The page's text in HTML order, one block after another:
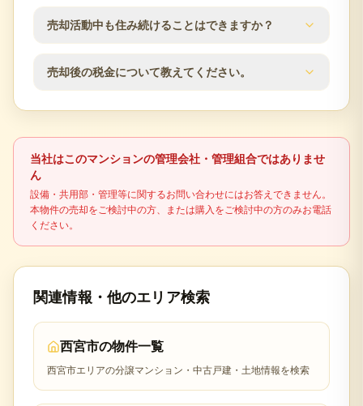
の目安をご案内します。
仲介手数料は成約価格の3％+6万円（税別）が上限で
す。登記費用、住宅ローン残債、譲渡所得税の可能
性なども含め、査定時に概算の手取り額を確認でき
ます。
売却活動中も住み続けることはできますか？
はい、居住しながらの売却活動が可能です。見学希
望者との日程調整など、ご都合に合わせて柔軟に対
売却後の税金について教えてください。
不動産売却時には譲渡所得税が発生する場合があり
士などの専門家に確認してください。
当社はこのマンションの管理会社・管理組合ではありませ
ん
設備・共用部・管理等に関するお問い合わせにはお答えできません。
本物件の売却をご検討中の方、または購入をご検討中の方のみお電話
ください。
関連情報・他のエリア検索
西宮市の物件一覧
西宮市エリアの分譲マンション・中古戸建・土地情報を検索